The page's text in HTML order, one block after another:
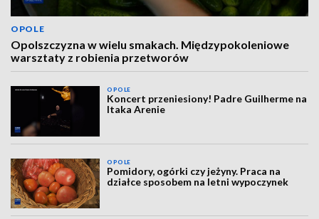
OPOLE
Opolszczyzna w wielu smakach. Międzypokoleniowe
warsztaty z robienia przetworów
OPOLE
Koncert przeniesiony! Padre Guilherme na
Itaka Arenie
OPOLE
Pomidory, ogórki czy jeżyny. Praca na
działce sposobem na letni wypoczynek